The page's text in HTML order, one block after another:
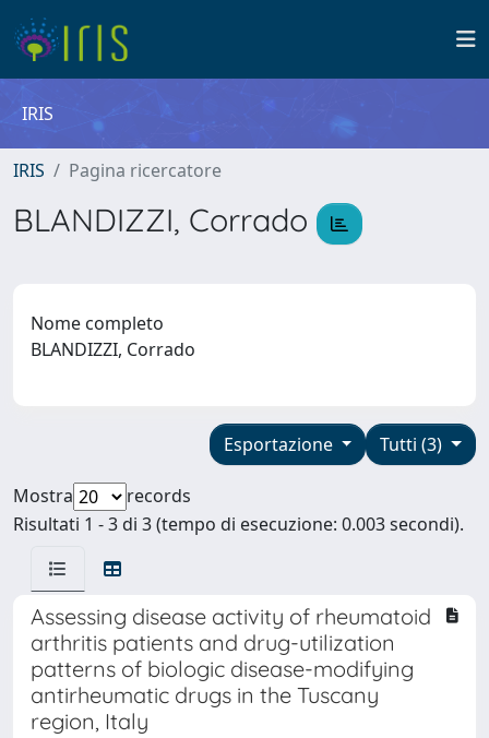
IRIS
IRIS Pagina ricercatore
BLANDIZZI, Corrado
Nome completo
BLANDIZZI, Corrado
Tutti (3)
Esportazione
Mostra
records
Risultati 1 - 3 di 3 (tempo di esecuzione: 0.003 secondi).
Assessing disease activity of rheumatoid
arthritis patients and drug-utilization
patterns of biologic disease-modifying
antirheumatic drugs in the Tuscany
region, Italy